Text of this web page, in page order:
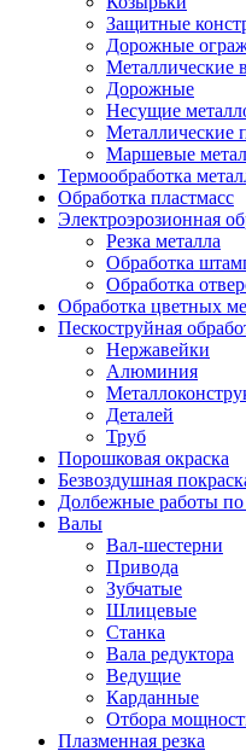
Защитные
Дорожные
Металлические
Дорожные
Несущие
Металлические
Маршевые
Термообработка
Обработка пластмасс
Электроэрозионная
Резка металла
Обработка
Обработка
Обработка цветных
Пескоструйная
Нержавейки
Алюминия
Деталей
Труб
Порошковая окраска
Безвоздушная
Долбежные работы по
Валы
Вал-шестерни
Привода
Зубчатые
Шлицевые
Станка
Вала редуктора
Ведущие
Карданные
Отбора
Плазменная резка